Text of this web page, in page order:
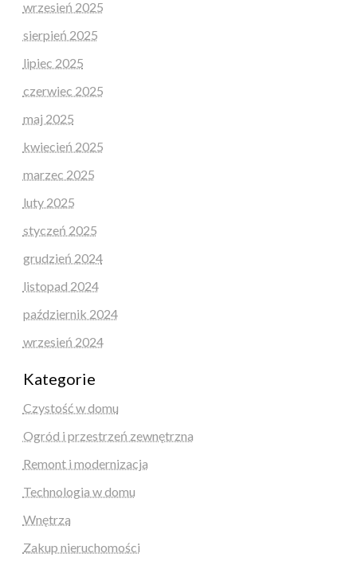
wrzesień 2025
sierpień 2025
lipiec 2025
czerwiec 2025
maj 2025
kwiecień 2025
marzec 2025
luty 2025
styczeń 2025
grudzień 2024
listopad 2024
październik 2024
wrzesień 2024
Kategorie
Czystość w domu
Ogród i przestrzeń zewnętrzna
Remont i modernizacja
Technologia w domu
Wnętrza
Zakup nieruchomości